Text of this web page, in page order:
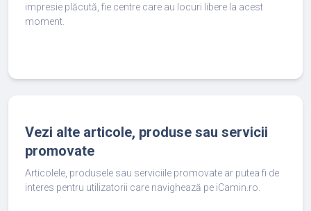
impresie plăcută, fie centre care au locuri libere la acest
moment.
Vezi alte articole, produse sau servicii
promovate
Articolele, produsele sau serviciile promovate ar putea fi de
interes pentru utilizatorii care navighează pe iCamin.ro.